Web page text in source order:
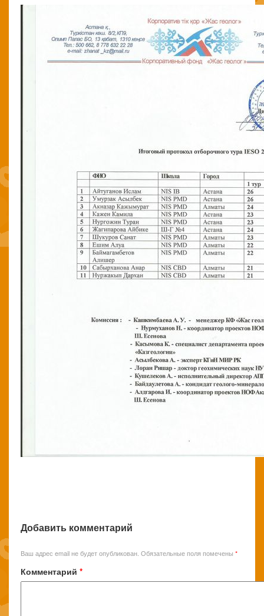
Добавить комментарий
Ваш адрес email не будет опубликован. Обязательные поля помечены *
Комментарий *